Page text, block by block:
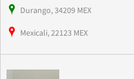
Durango, 34209 MEX
Mexicali, 22123 MEX